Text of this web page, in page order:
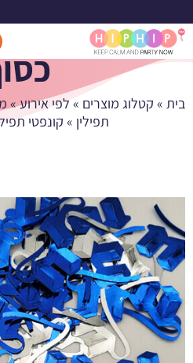
קונפטי
בית » קטלוג מוצרים » לפי אירוע»
תפילין » קונפטי